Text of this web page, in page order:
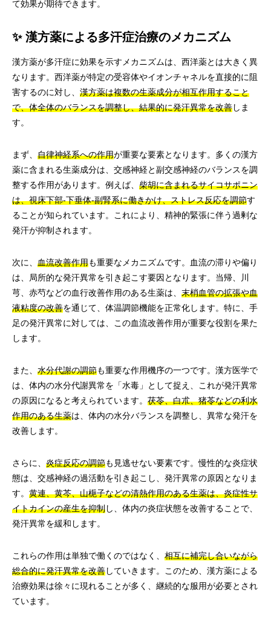
て効果が期待できます。
✨ 漢方薬による多汗症治療のメカニズム
漢方薬が多汗症に効果を示すメカニズムは、西洋薬とは大きく異
なります。西洋薬が特定の受容体やイオンチャネルを直接的に阻
害するのに対し、 漢方薬は複数の生薬成分が相互作用すること
で、体全体のバランスを調整し、結果的に発汗異常を改善しま
す。
まず、 自律神経系への作用が重要な要素となります。多くの漢方
薬に含まれる生薬成分は、交感神経と副交感神経のバランスを調
整する作用があります。例えば、 柴胡に含まれるサイコサポニン
は、視床下部-下垂体-副腎系に働きかけ、ストレス反応を調節す
ることが知られています。これにより、精神的緊張に伴う過剰な
発汗が抑制されます。
次に、 血流改善作用も重要なメカニズムです。血流の滞りや偏り
は、局所的な発汗異常を引き起こす要因となります。当帰、川
芎、赤芍などの血行改善作用のある生薬は、 末梢血管の拡張や血
液粘度の改善を通じて、体温調節機能を正常化します。特に、手
足の発汗異常に対しては、この血流改善作用が重要な役割を果た
します。
また、 水分代謝の調節も重要な作用機序の一つです。漢方医学で
は、体内の水分代謝異常を「水毒」として捉え、これが発汗異常
の原因になると考えられています。 茯苓、白朮、猪苓などの利水
作用のある生薬は、体内の水分バランスを調整し、異常な発汗を
改善します。
さらに、 炎症反応の調節も見逃せない要素です。慢性的な炎症状
態は、交感神経の過活動を引き起こし、発汗異常の原因となりま
す。 黄連、黄芩、山梔子などの清熱作用のある生薬は、炎症性サ
イトカインの産生を抑制し、体内の炎症状態を改善することで、
発汗異常を緩和します。
これらの作用は単独で働くのではなく、 相互に補完し合いながら
総合的に発汗異常を改善していきます。このため、漢方薬による
治療効果は徐々に現れることが多く、継続的な服用が必要とされ
ています。